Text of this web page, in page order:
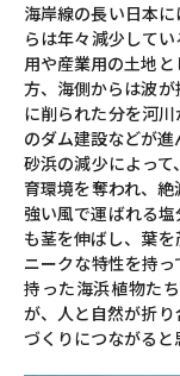
海岸線の⻑い⽇本
らは年々減少して
⽤や産業⽤の⼟地
⽅、海側からは波
に削られた分を河
のダム建設などが進
砂浜の減少によっ
育環境を奪われ、絶
強い風で運ばれる
も茎を伸ばし、葉
ニークな特性を持
持った海浜植物た
が、⼈と⾃然が折
づくりにつながると